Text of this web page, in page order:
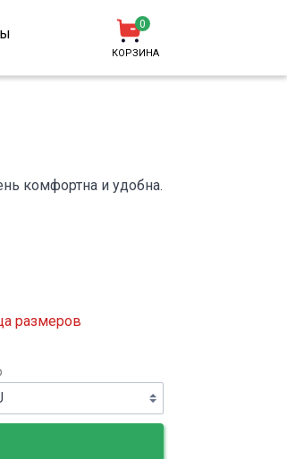
0
КОРЗИНА
комфортна и удобна.
размеров